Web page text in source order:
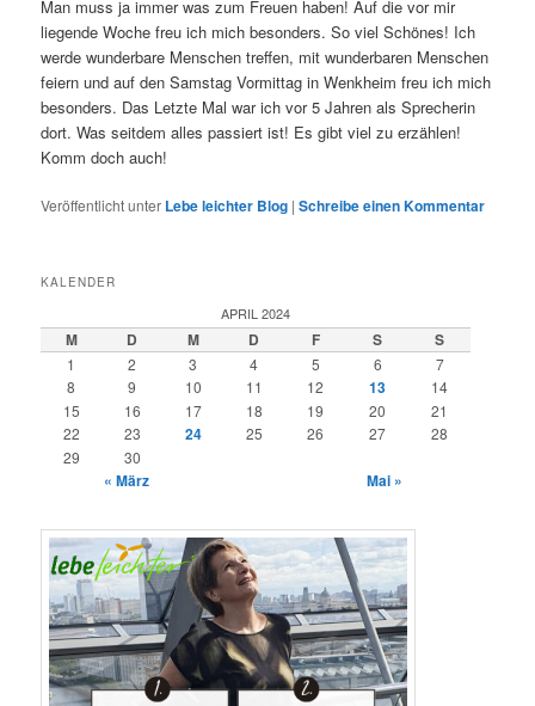
Man muss ja immer was zum Freuen haben! Auf die vor mir
liegende Woche freu ich mich besonders. So viel Schönes! Ich
werde wunderbare Menschen treffen, mit wunderbaren Menschen
feiern und auf den Samstag Vormittag in Wenkheim freu ich mich
besonders. Das Letzte Mal war ich vor 5 Jahren als Sprecherin
dort. Was seitdem alles passiert ist! Es gibt viel zu erzählen!
Komm doch auch!
Veröffentlicht unter Lebe leichter Blog |Schreibe einen Kommentar
KALENDER
APRIL 2024
M D M D F S S
1 2 3 4 5 6
7
8
9 10 11 12 13
14
15
16 17 18 19 20
21
22
23 24 25 26 27
28
29
30
« März Mai »